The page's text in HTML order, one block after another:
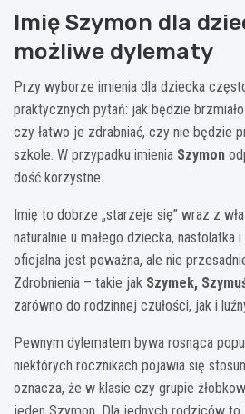
Imię Szymon dla
możliwe dylematy
Przy wyborze imienia dla dziecka
praktycznych pytań: jak będzie
czy łatwo je zdrabniać, czy nie będzie
szkole. W przypadku imienia Szymon
dość korzystne.
Imię to dobrze „starzeje się” wraz z
naturalnie u małego dziecka, nastolatka
oficjalna jest poważna, ale nie
Zdrobnienia – takie jak Szymek,
zarówno do rodzinnej czułości, jak i
Pewnym dylematem bywa rosnąca
niektórych rocznikach pojawia się
oznacza, że w klasie czy grupie